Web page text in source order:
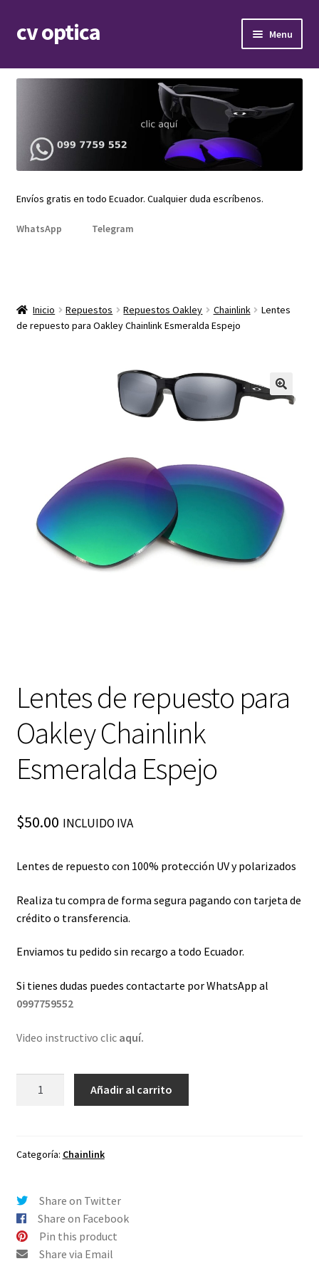
Skip
to
Skip
to
cv optica Menu
Armazones de lentes
child
menu
Expand
Repuestos
menu
Envíos gratis en todo Ecuador. Cualquier duda escríbenos.
WhatsApp Telegram
Inicio Repuestos Repuestos Oakley Chainlink
Lentes
de repuesto para Oakley Chainlink Esmeralda Espejo
Lentes de repuesto para
Oakley Chainlink
Esmeralda Espejo
$50.00 INCLUIDO IVA
Lentes de repuesto con 100% protección UV y polarizados
Realiza tu compra de forma segura pagando con tarjeta de
crédito o transferencia.
Enviamos tu pedido sin recargo a todo Ecuador.
Si tienes dudas puedes contactarte por WhatsApp al
0997759552
Video instructivo clic aquí.
Oakley
Espejo
cantidad
Añadir al carrito
Categoría: Chainlink
Share on Twitter
Share on Facebook
Pin this product
Share via Email